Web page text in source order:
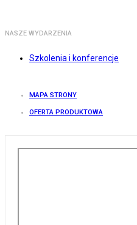
NASZE WYDARZENIA
Szkolenia i konferencje
MAPA STRONY
OFERTA PRODUKTOWA